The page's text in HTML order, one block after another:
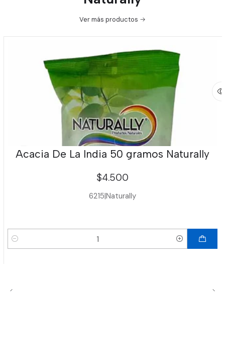
Ver más productos
Acacia De La India 50 gramos Naturally
$4.500
6215|Naturally
Cantidad